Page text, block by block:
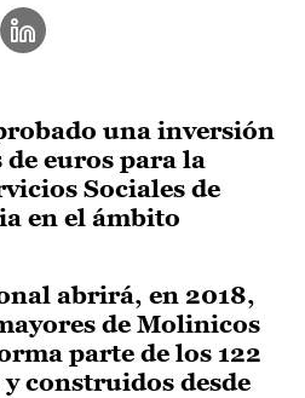
una inversión
euros para la
Sociales de
en el ámbito
abrirá, en 2018,
de Molinicos
parte de los 122
construidos desde